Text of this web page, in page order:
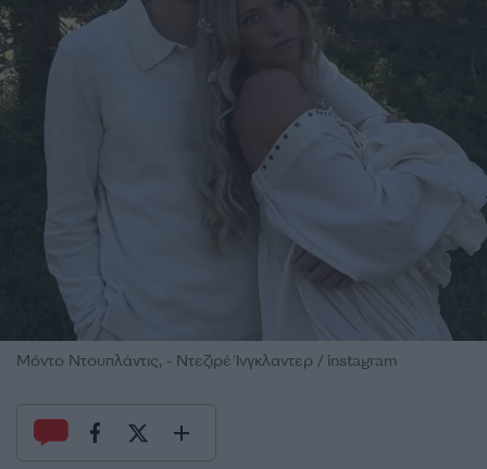
Μόντο Ντουπλάντις, - Ντεζιρέ Ίνγκλαντερ / instagram